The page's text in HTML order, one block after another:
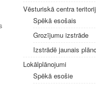
Vēsturiskā centra
Spēkā esošais
Grozījumu izstrāde
Izstrādē jaunais
Lokālplānojumi
Spēkā esošie